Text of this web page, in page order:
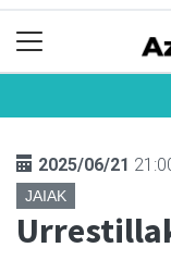
2025/06/21
JAIAK